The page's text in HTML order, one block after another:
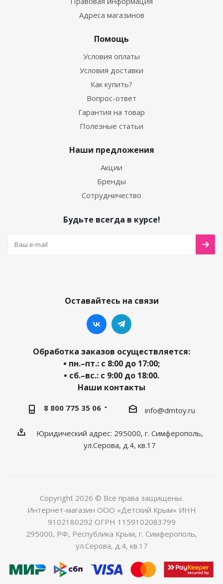
Адреса магазинов
Помощь
Условия оплаты
Условия доставки
Как купить?
Вопрос-ответ
Гарантия на товар
Полезные статьи
Наши предложения
Акции
Бренды
Сотрудничество
Будьте всегда в курсе!
Оставайтесь на связи
Обработка заказов осуществляется:
• пн.–пт.: с 8:00 до 17:00;
• сб.–вс.: с 9:00 до 18:00.
Наши контакты
8 800 775 35 06 info@dmtoy.ru
Юридический адрес: 295000, г. Симферополь,
ул.Серова, д.4, кв.17
Copyright 2026 © Все права защищены.
Интернет-магазин ООО «Детский Крым» ИНН
9102180292 ОГРН 1159102083799
295000, РФ, Республика Крым, г. Симферополь,
ул.Серова, д.4, кв.17